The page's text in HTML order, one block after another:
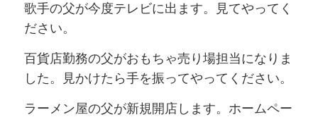
歌手の父が今度テレビに出ます。見てやってく
ださい。
百貨店勤務の父がおもちゃ売り場担当になりま
した。見かけたら手を振ってやってください。
ラーメン屋の父が新規開店します。ホームペー